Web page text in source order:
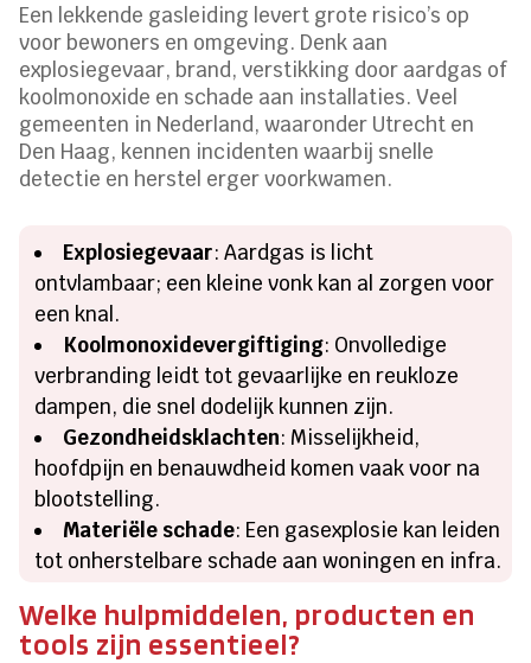
Een lekkende gasleiding levert grote risico’s op
voor bewoners en omgeving. Denk aan
explosiegevaar, brand, verstikking door aardgas of
koolmonoxide en schade aan installaties. Veel
gemeenten in Nederland, waaronder Utrecht en
Den Haag, kennen incidenten waarbij snelle
detectie en herstel erger voorkwamen.
Explosiegevaar: Aardgas is licht
ontvlambaar; een kleine vonk kan al zorgen voor
een knal.
Koolmonoxidevergiftiging: Onvolledige
verbranding leidt tot gevaarlijke en reukloze
dampen, die snel dodelijk kunnen zijn.
Gezondheidsklachten: Misselijkheid,
hoofdpijn en benauwdheid komen vaak voor na
blootstelling.
Materiële schade: Een gasexplosie kan leiden
tot onherstelbare schade aan woningen en infra.
Welke hulpmiddelen, producten en
tools zijn essentieel?